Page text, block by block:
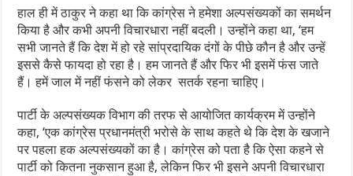
हाल ही में ठाकुर ने कहा था कि कांग्रेस ने हमेशा अल्पसंख्यकों का समर्थन
किया है और कभी अपनी विचारधारा नहीं बदली। उन्होंने कहा था, ‘हम
सभी जानते हैं कि देश में हो रहे सांप्रदायिक दंगों के पीछे कौन है और उन्हें
इससे कैसे फायदा हो रहा है। हम जानते हैं और फिर भी इसमें फंस जाते
हैं। हमें जाल में नहीं फंसने को लेकर सतर्क रहना चाहिए।
पार्टी के अल्पसंख्यक विभाग की तरफ से आयोजित कार्यक्रम में उन्होंने
कहा, ‘एक कांग्रेस प्रधानमंत्री भरोसे के साथ कहते थे कि देश के खजाने
पर पहला हक अल्पसंख्यकों का है। कांग्रेस को पता है कि ऐसा कहने से
पार्टी को कितना नुकसान हुआ है, लेकिन फिर भी इसने अपनी विचारधारा